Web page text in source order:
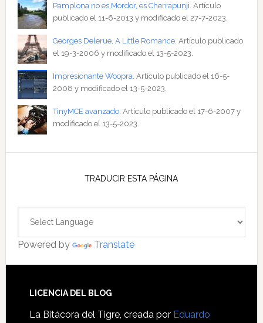
Pamplona no es Mordor, es Cherrapunji . Artículo
publicado el 11-6-2013 y modificado el 27-7-2023.
Georges Delerue, A Little Romance. Artículo publicado
el 19-3-2006 y modificado el 13-5-2023.
Impresionante Woopra . Artículo publicado el 16-5-
2008 y modificado el 13-5-2023.
TinyMCE avanzado. Artículo publicado el 17-6-2007 y
modificado el 13-5-2023.
TRADUCIR ESTA PÁGINA
Powered by Translate
Footer
LICENCIA DEL BLOG
La Bitácora del Tigre, creada por Eduardo